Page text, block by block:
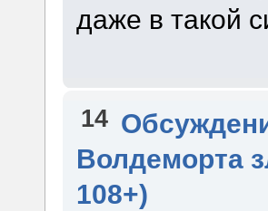
даже в такой
14
Волдеморта
108+)